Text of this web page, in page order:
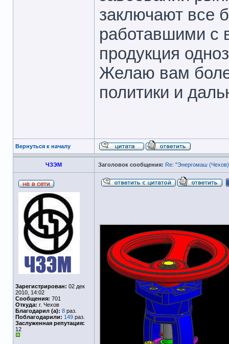
заключают все
работавшими с
продукция
Желаю вам
политики и
Вернуться к началу
ЧЗЭМ Заголовок сообщения: Re: "Энергомаш
Зарегистрирован: 02 дек
2010, 14:02
Сообщения: 701
Откуда: г. Чехов
Благодарил (а): 8 раз.
Поблагодарили: 149 раз.
Заслуженная репутация:
12